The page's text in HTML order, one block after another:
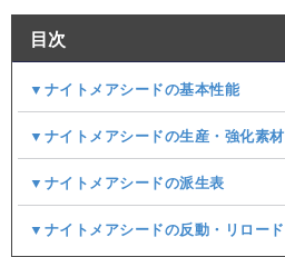
目次
▼ナイトメアシードの基本性能
▼ナイトメアシードの生産・強化素材
▼ナイトメアシードの派生表
▼ナイトメアシードの反動・リロード